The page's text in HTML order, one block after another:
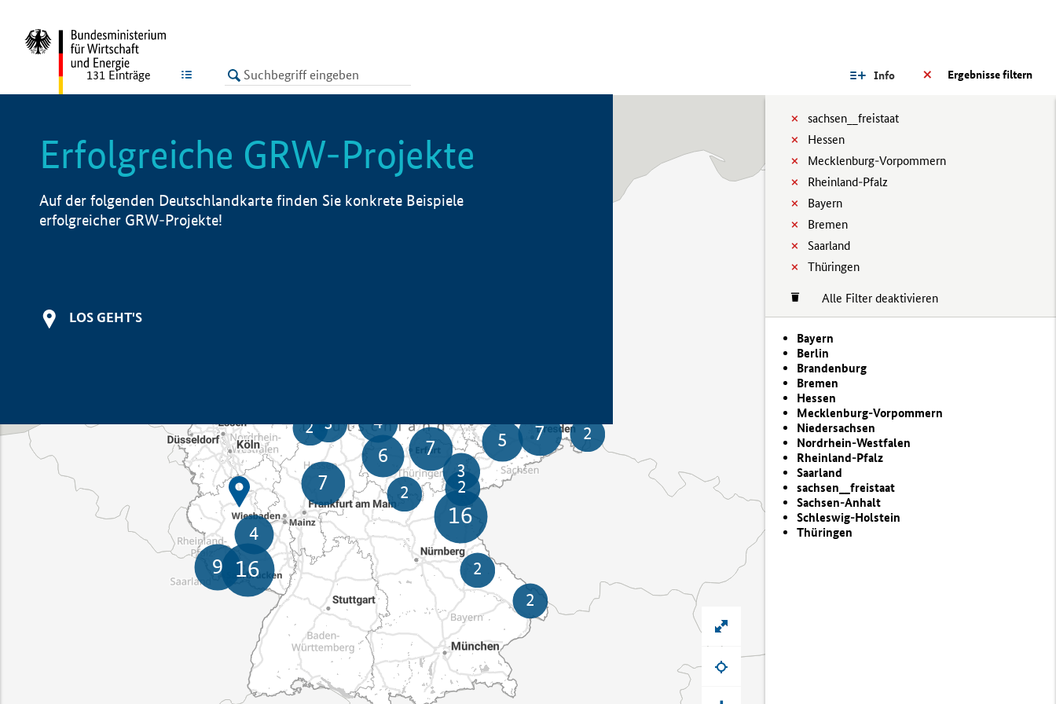
LISTE Ergebnisse filtern
Info
sachsen__freistaat
Hessen
Mecklenburg-Vorpommern
Rheinland-Pfalz
Bayern
Bremen
Saarland
Thüringen
Alle Filter deaktivieren
Bayern
Berlin
Brandenburg
Bremen
Hessen
Mecklenburg-Vorpommern
Niedersachsen
Nordrhein-Westfalen
Rheinland-Pfalz
Saarland
sachsen__freistaat
Sachsen-Anhalt
Schleswig-Holstein
Thüringen
131 Einträge
Erfolgreiche GRW-Projekte
Auf der folgenden Deutschlandkarte finden Sie konkrete Beispiele
erfolgreicher GRW-Projekte!
LOS GEHT'S